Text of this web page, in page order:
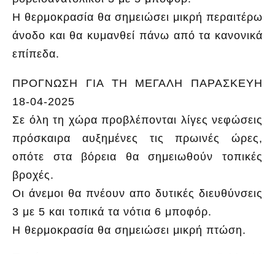
Η θερμοκρασία θα σημειώσει μικρή περαιτέρω
άνοδο και θα κυμανθεί πάνω από τα κανονικά
επίπεδα.
ΠΡΟΓΝΩΣΗ ΓΙΑ ΤΗ ΜΕΓΑΛΗ ΠΑΡΑΣΚΕΥΗ
18-04-2025
Σε όλη τη χώρα προβλέπονται λίγες νεφώσεις
πρόσκαιρα αυξημένες τις πρωινές ώρες,
οπότε στα βόρεια θα σημειωθούν τοπικές
βροχές.
Οι άνεμοι θα πνέουν απο δυτικές διευθύνσεις
3 με 5 και τοπικά τα νότια 6 μποφόρ.
Η θερμοκρασία θα σημειώσει μικρή πτώση.